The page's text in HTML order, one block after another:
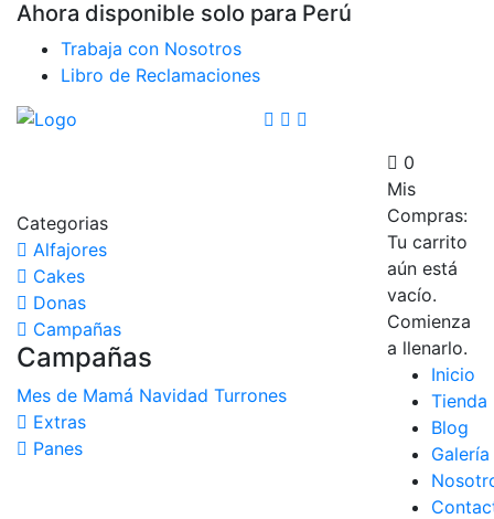
Ahora disponible solo para Perú
Trabaja con Nosotros
Libro de Reclamaciones
Categorias
Alfajores
Cakes
Donas
Campañas
Campañas
Mes de Mamá Navidad Turrones
Extras
Panes
0
Mis
Compras:
Tu carrito
aún está
vacío.
Comienza
a llenarlo.
Inicio
Tienda
Blog
Galería